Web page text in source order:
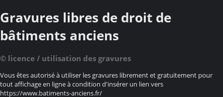
Gravures libres de droit de
bâtiments anciens
© licence / utilisation des gravures
Vous êtes autorisé à utiliser les gravures librement et gratuitement pour
tout affichage en ligne à condition d'insérer un lien vers
https://www.batiments-anciens.fr/